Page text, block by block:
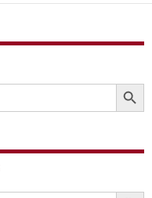
SEARCH
SEARCH